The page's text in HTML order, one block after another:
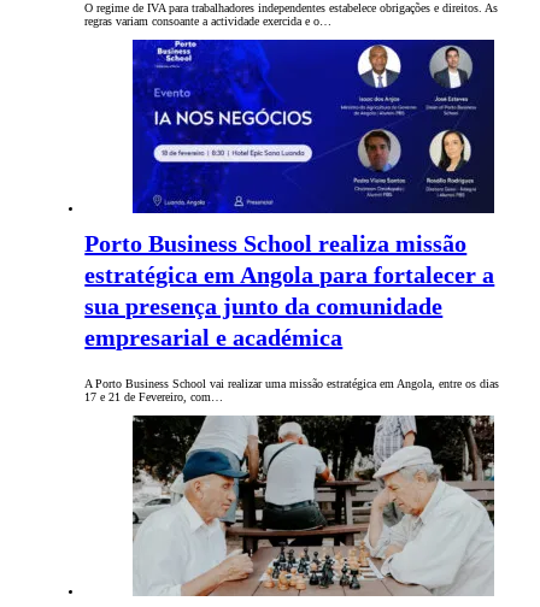
O regime de IVA para trabalhadores independentes estabelece obrigações e direitos. As
regras variam consoante a actividade exercida e o…
Porto Business School realiza missão
estratégica em Angola para fortalecer a
sua presença junto da comunidade
empresarial e académica
A Porto Business School vai realizar uma missão estratégica em Angola, entre os dias
17 e 21 de Fevereiro, com…